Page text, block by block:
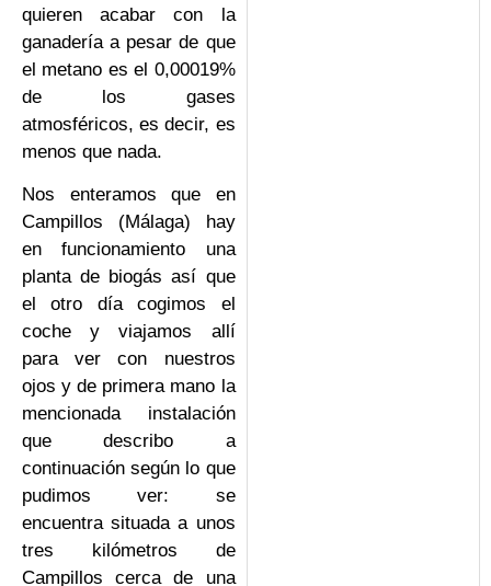
quieren acabar con la
ganadería a pesar de que
el metano es el 0,00019%
de los gases
atmosféricos, es decir, es
menos que nada.
Nos enteramos que en
Campillos (Málaga) hay
en funcionamiento una
planta de biogás así que
el otro día cogimos el
coche y viajamos allí
para ver con nuestros
ojos y de primera mano la
mencionada instalación
que describo a
continuación según lo que
pudimos ver: se
encuentra situada a unos
tres kilómetros de
Campillos cerca de una